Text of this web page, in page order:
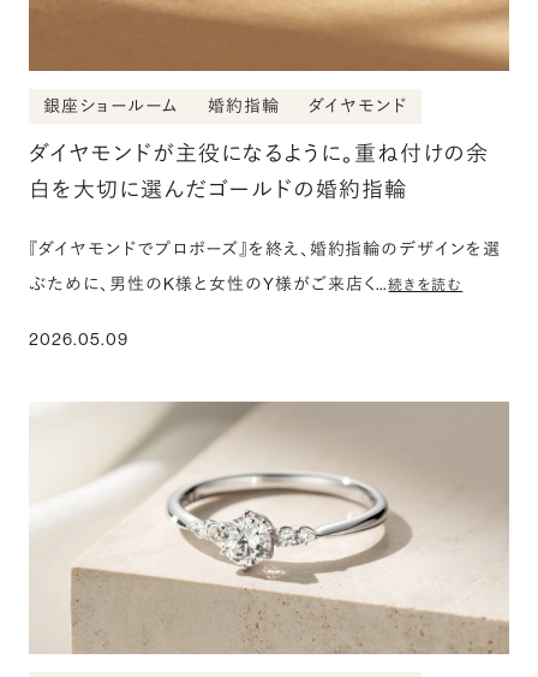
銀座ショールーム 婚約指輪 ダイヤモンド
ダイヤモンドが主役になるように。重ね付けの余
白を大切に選んだゴールドの婚約指輪
『ダイヤモンドでプロポーズ』を終え、婚約指輪のデザインを選
ぶために、男性のK様と女性のY様がご来店く…続きを読む
2026.05.09